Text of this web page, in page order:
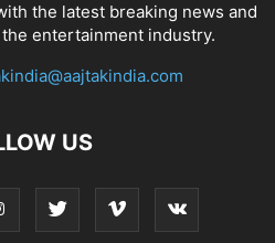
the latest breaking news and
entertainment industry.
US